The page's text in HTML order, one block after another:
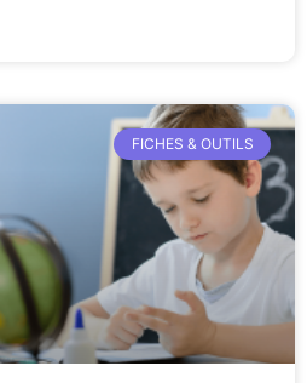
FICHES & OUTILS